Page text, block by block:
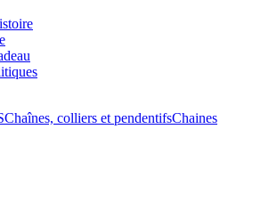
Chaînes, colliers et pendentifsChaines